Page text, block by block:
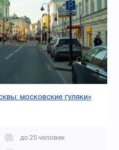
московские гуляки»
до 25 человек